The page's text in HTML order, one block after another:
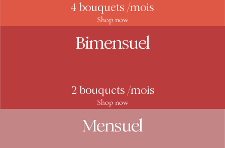
4 bouquets /mois
Shop now
Bimensuel
2 bouquets /mois
Shop now
Mensuel